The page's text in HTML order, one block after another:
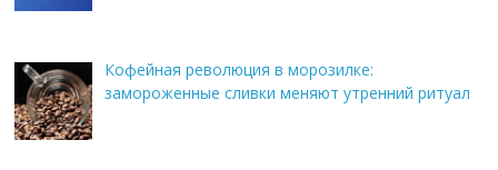
Кофейная революция в морозилке:
замороженные сливки меняют утренний ритуал